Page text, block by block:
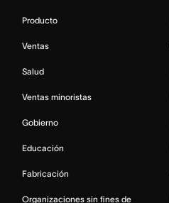
Producto
Ventas
Salud
Ventas minoristas
Gobierno
Educación
Fabricación
Organizaciones sin fines de